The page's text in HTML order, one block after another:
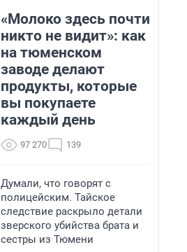
«Молоко здесь почти
никто не видит»: как
на тюменском
заводе делают
продукты, которые
вы покупаете
каждый день
97 270 139
Думали, что говорят с
полицейским. Тайское
следствие раскрыло детали
зверского убийства брата и
сестры из Тюмени